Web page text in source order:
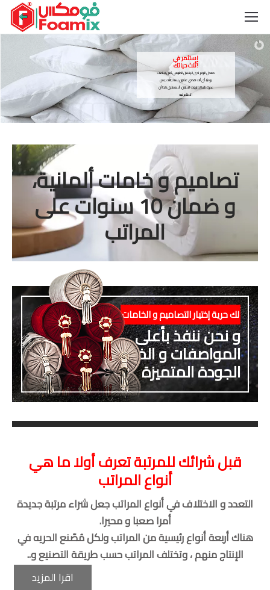
إستثمر في
ثُلث حياتك!
معدل النوم لدى الإنسان الطبيعي ثمان ساعات
يوميًا، أي أنك تقضي عشرين سنة (الثُلث) من
عمرك نائما اذا بلغت الستين، ألا يستحق هذا أن
تستثمر فيه !
تصاميم و خامات ألمانية،
و ضمان 10 سنوات على
المراتب
لك حرية إختيار التصاميم و الخامات
و نحن ننفذ بأعلى
المواصفات و الخامات و
الجودة المتميزة
قبل شرائك للمرتبة تعرف أولا ما هي
أنواع المراتب
التعدد و الاختلاف في أنواع المراتب جعل شراء مرتبة جديدة
أمرا صعبا و محيرا.
هناك أربعة أنواع رئيسية من المراتب ولكل مُصّنع الحريه في
الإنتاج منهم ، وتختلف المراتب حسب طريقة التصنيع و..
اقرا المزيد